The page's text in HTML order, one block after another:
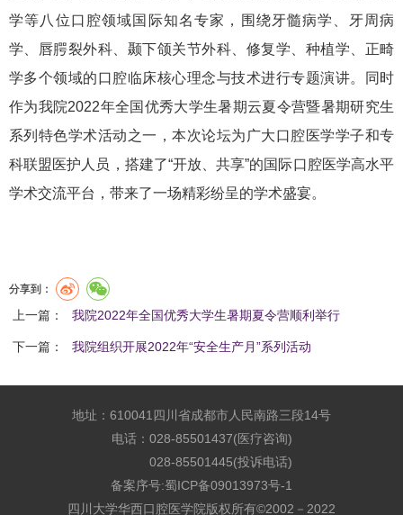
学等八位口腔领域国际知名专家，围绕牙髓病学、牙周病
学、唇腭裂外科、颞下颌关节外科、修复学、种植学、正畸
学多个领域的口腔临床核心理念与技术进行专题演讲。同时
作为我院2022年全国优秀大学生暑期云夏令营暨暑期研究生
系列特色学术活动之一，本次论坛为广大口腔医学学子和专
科联盟医护人员，搭建了“开放、共享”的国际口腔医学高水平
学术交流平台，带来了一场精彩纷呈的学术盛宴。
分享到：
上一篇： 我院2022年全国优秀大学生暑期夏令营顺利举行
下一篇： 我院组织开展2022年“安全生产月”系列活动
地址：610041四川省成都市人民南路三段14号
电话：028-85501437(医疗咨询)
028-85501445(投诉电话)
备案序号:蜀ICP备09013973号-1
四川大学华西口腔医学院版权所有©2002－2022